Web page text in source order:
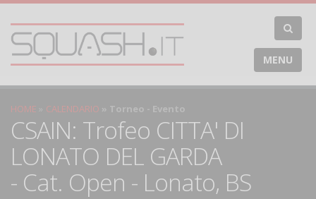
MENU
HOME CALENDARIO Torneo - Evento
CSAIN: Trofeo CITTA' DI
LONATO DEL GARDA
- Cat. Open - Lonato, BS